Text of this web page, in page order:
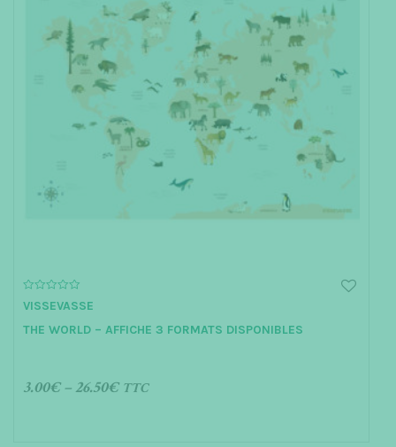
0
o
t
VISSEVASSE
THE WORLD – AFFICHE 3 FORMATS DISPONIBLES
3.00€– 26.50€ TTC